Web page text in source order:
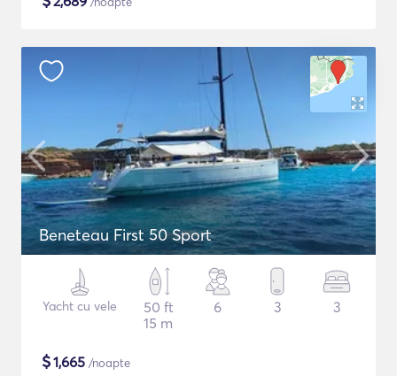
Beneteau First 50 Sport
Yacht cu vele
50 ft
15 m
6 3 3
$1,665 /noapte